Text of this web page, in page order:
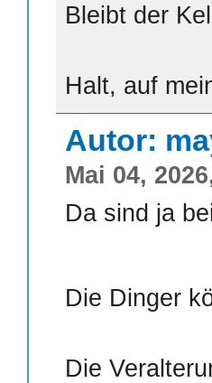
Bleibt der
Halt, auf
Autor:
Mai 04,
Da sind ja
Die Dinger
Die